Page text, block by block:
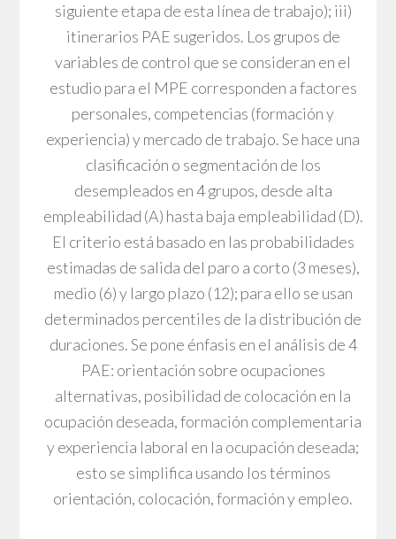
siguiente etapa de esta línea de trabajo); iii)
itinerarios PAE sugeridos. Los grupos de
variables de control que se consideran en el
estudio para el MPE corresponden a factores
personales, competencias (formación y
experiencia) y mercado de trabajo. Se hace una
clasificación o segmentación de los
desempleados en 4 grupos, desde alta
empleabilidad (A) hasta baja empleabilidad (D).
El criterio está basado en las probabilidades
estimadas de salida del paro a corto (3 meses),
medio (6) y largo plazo (12); para ello se usan
determinados percentiles de la distribución de
duraciones. Se pone énfasis en el análisis de 4
PAE: orientación sobre ocupaciones
alternativas, posibilidad de colocación en la
ocupación deseada, formación complementaria
y experiencia laboral en la ocupación deseada;
esto se simplifica usando los términos
orientación, colocación, formación y empleo.